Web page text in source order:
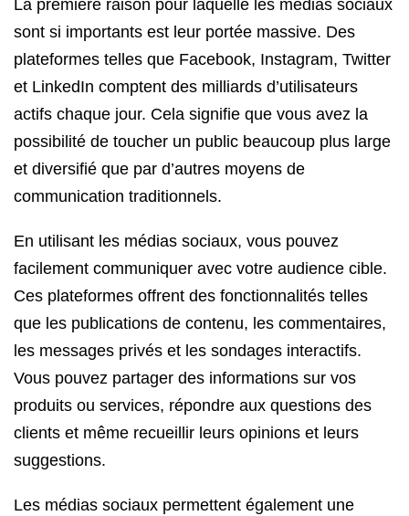
La première raison pour laquelle les médias sociaux
sont si importants est leur portée massive. Des
plateformes telles que Facebook, Instagram, Twitter
et LinkedIn comptent des milliards d’utilisateurs
actifs chaque jour. Cela signifie que vous avez la
possibilité de toucher un public beaucoup plus large
et diversifié que par d’autres moyens de
communication traditionnels.
En utilisant les médias sociaux, vous pouvez
facilement communiquer avec votre audience cible.
Ces plateformes offrent des fonctionnalités telles
que les publications de contenu, les commentaires,
les messages privés et les sondages interactifs.
Vous pouvez partager des informations sur vos
produits ou services, répondre aux questions des
clients et même recueillir leurs opinions et leurs
suggestions.
Les médias sociaux permettent également une